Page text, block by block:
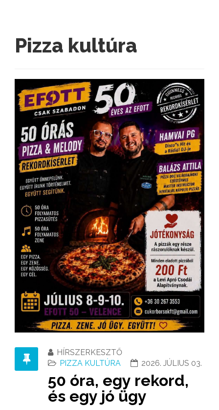
Pizza kultúra
HÍRSZERKESZTŐ
PIZZA KULTÚRA
2026. JÚLIUS 03.
50 óra, egy rekord,
és egy jó ügy